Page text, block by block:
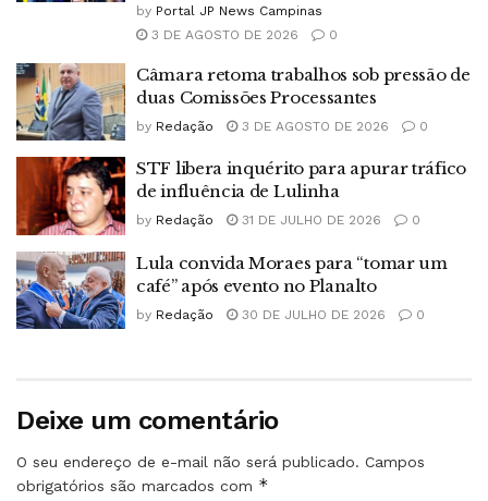
by Portal JP News Campinas
3 DE AGOSTO DE 2026
0
Câmara retoma trabalhos sob pressão de
duas Comissões Processantes
by Redação 3 DE AGOSTO DE 2026 0
STF libera inquérito para apurar tráfico
de influência de Lulinha
by Redação 31 DE JULHO DE 2026 0
Lula convida Moraes para “tomar um
café” após evento no Planalto
by Redação 30 DE JULHO DE 2026 0
Deixe um comentário
O seu endereço de e-mail não será publicado. Campos
obrigatórios são marcados com *